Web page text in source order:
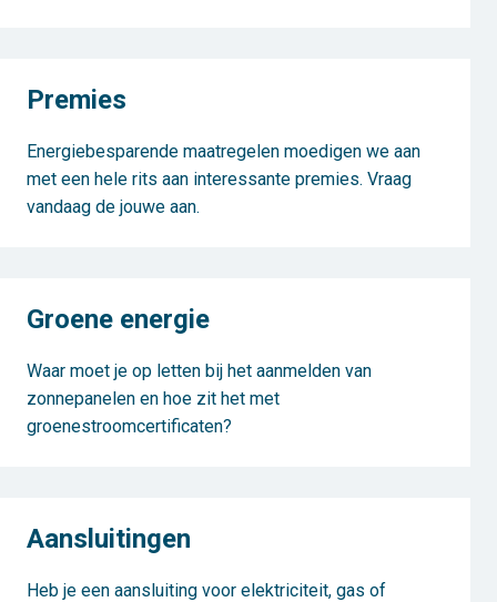
Premies
Energiebesparende maatregelen moedigen we aan
met een hele rits aan interessante premies. Vraag
vandaag de jouwe aan.
Groene energie
Waar moet je op letten bij het aanmelden van
zonnepanelen en hoe zit het met
groenestroomcertificaten?
Aansluitingen
Heb je een aansluiting voor elektriciteit, gas of